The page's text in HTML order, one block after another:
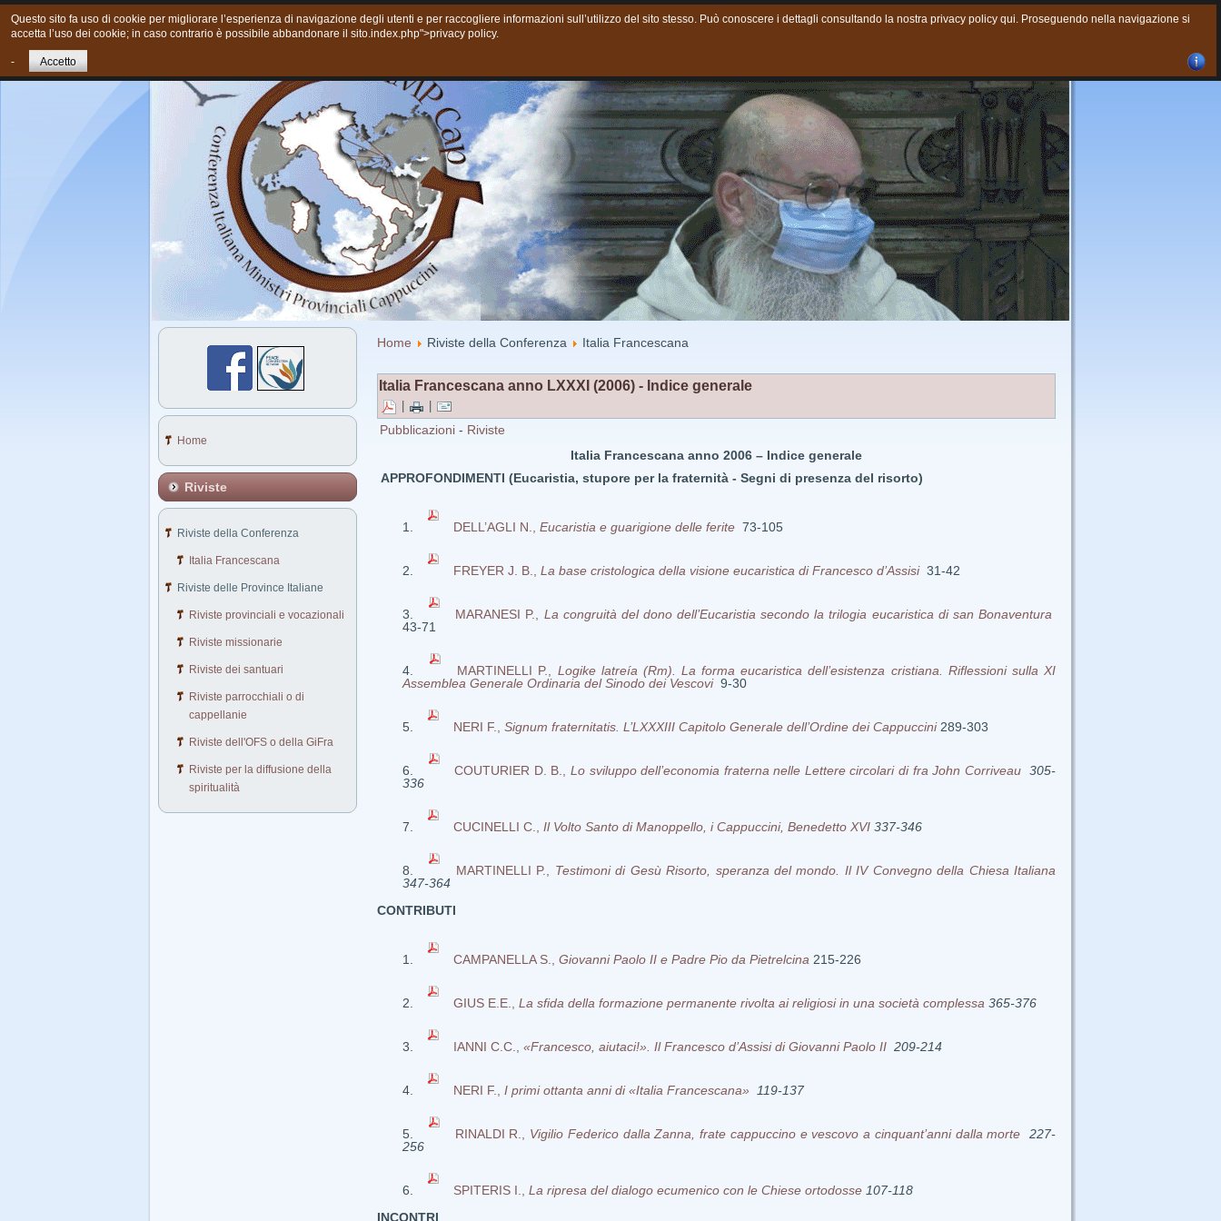
Home Chi siamo Cosa Facciamo oggi Giovani
Home
Riviste
Riviste della Conferenza
Italia Francescana
Riviste delle Province Italiane
Riviste provinciali e vocazionali
Riviste missionarie
Riviste dei santuari
Riviste parrocchiali o di
cappellanie
Riviste dell'OFS o della GiFra
Riviste per la diffusione della
spiritualità
Home Riviste della Conferenza Italia Francescana
Italia Francescana anno LXXXI (2006) - Indice generale
Pubblicazioni - Riviste
Italia Francescana anno 2006 – Indice generale
APPROFONDIMENTI (Eucaristia, stupore per la fraternità - Segni di presenza del risorto)
DELL’AGLI N., Eucaristia e guarigione delle ferite 73-105
FREYER J. B., La base cristologica della visione eucaristica di Francesco d’Assisi 31-42
MARANESI P., La congruità del dono dell’Eucaristia secondo la trilogia eucaristica di san Bonaventura
43-71
MARTINELLI P., Logike latreía (Rm). La forma eucaristica dell’esistenza cristiana. Riflessioni sulla XI
Assemblea Generale Ordinaria del Sinodo dei Vescovi 9-30
NERI F., Signum fraternitatis. L’LXXXIII Capitolo Generale dell’Ordine dei Cappuccini289-303
COUTURIER D. B., Lo sviluppo dell’economia fraterna nelle Lettere circolari di fra John Corriveau 305-
336
CUCINELLI C., Il Volto Santo di Manoppello, i Cappuccini, Benedetto XVI 337-346
MARTINELLI P., Testimoni di Gesù Risorto, speranza del mondo. Il IV Convegno della Chiesa Italiana
347-364
CONTRIBUTI
CAMPANELLA S., Giovanni Paolo II e Padre Pio da Pietrelcina 215-226
GIUS E.E., La sfida della formazione permanente rivolta ai religiosi in una società complessa 365-376
IANNI C.C., «Francesco, aiutaci!». Il Francesco d’Assisi di Giovanni Paolo II 209-214
NERI F., I primi ottanta anni di «Italia Francescana» 119-137
RINALDI R., Vigilio Federico dalla Zanna, frate cappuccino e vescovo a cinquant’anni dalla morte227-
256
SPITERIS I., La ripresa del dialogo ecumenico con le Chiese ortodosse 107-118
INCONTRI
Questo sito fa uso di cookie per migliorare l’esperienza di navigazione degli utenti e per raccogliere informazioni sull’utilizzo del sito stesso. Può conoscere i dettagli consultando la nostra privacy policy qui. Proseguendo nella navigazione si
accetta l’uso dei cookie; in caso contrario è possibile abbandonare il sito.index.php">privacy policy.
- Accetto